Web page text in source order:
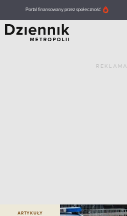
Portal finansowany przez społeczność
REKLAMA
ARTYKUŁY